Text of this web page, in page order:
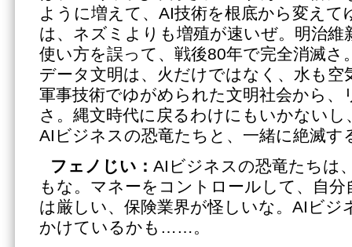
ように増えて、AI技術を根底から変えて
は、ネズミよりも増殖が速いぜ。明治維
使い方を誤って、戦後80年で完全消滅さ
データ文明は、火だけではなく、水も空
軍事技術でゆがめられた文明社会から、
さ。縄文時代に戻るわけにもいかない
AIビジネスの恐竜たちと、一緒に絶滅す
フェノじい： AIビジネスの恐竜たちは
もな。マネーをコントロールして、自分
は厳しい、保険業界が怪しいな。AIビジ
かけているかも……。